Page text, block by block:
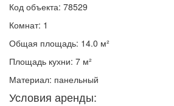
Код объекта: 78529
Комнат: 1
Общая площадь: 14.0 м²
Площадь кухни: 7 м²
Материал: панельный
Условия аренды: